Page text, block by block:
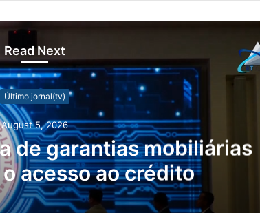
Read Next
Último jornal(tv)
August 5, 2026
de garantias mobiliárias
acesso ao crédito